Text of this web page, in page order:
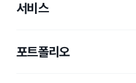
서비스
포트폴리오